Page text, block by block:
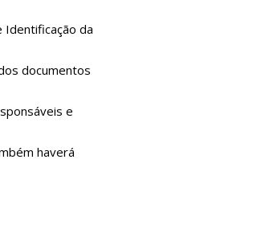
Identificação da
documentos
e
haverá